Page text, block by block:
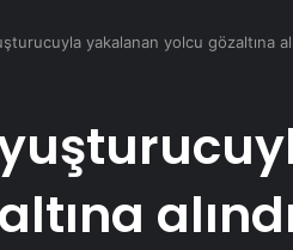
yakalanan yolcu gözaltına